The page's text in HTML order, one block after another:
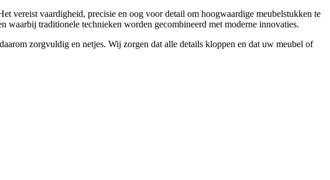
vereist vaardigheid, precisie en oog voor detail om hoogwaardige meubelstukken te
waarbij traditionele technieken worden gecombineerd met moderne innovaties.
zorgvuldig en netjes. Wij zorgen dat alle details kloppen en dat uw meubel of